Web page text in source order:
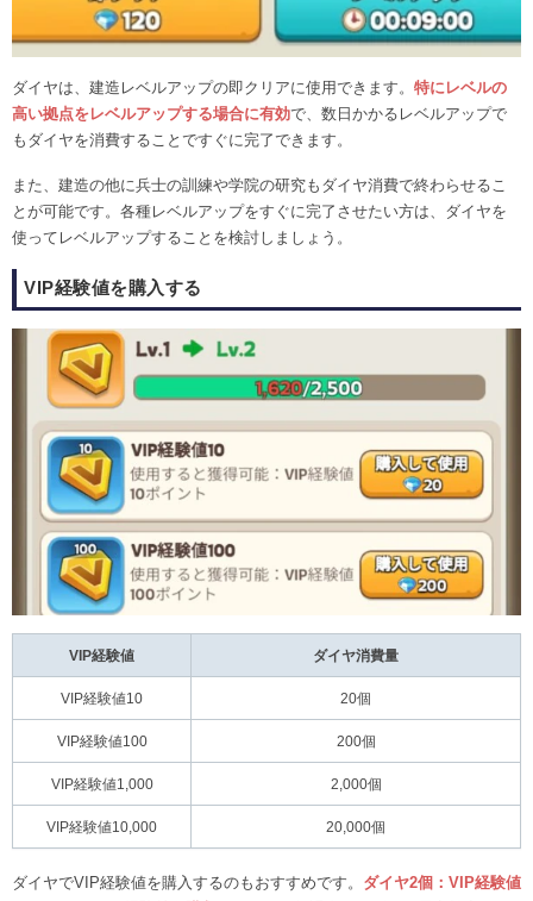
ダイヤは、建造レベルアップの即クリアに使用できます。 特にレベルの
高い拠点をレベルアップする場合に有効で、数日かかるレベルアップで
もダイヤを消費することですぐに完了できます。
また、建造の他に兵士の訓練や学院の研究もダイヤ消費で終わらせるこ
とが可能です。各種レベルアップをすぐに完了させたい方は、ダイヤを
使ってレベルアップすることを検討しましょう。
VIP経験値を購入する
VIP経験値 ダイヤ消費量
VIP経験値10 20個
VIP経験値100 200個
VIP経験値1,000 2,000個
VIP経験値10,000 20,000個
ダイヤでVIP経験値を購入するのもおすすめです。 ダイヤ2個：VIP経験値